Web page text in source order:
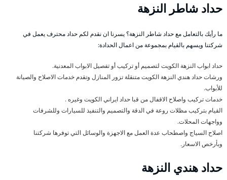
حداد شاطر النزهة
ما رأيك بالتعامل مع حداد شاطر النزهة؟ يسرنا ان نقدم لكم حداد محترف يعمل في
شركتنا ويسهم بالقيام بمجموعة من اعمال الحدادة:
حداد ابواب النزهة الكويت لتصميم أو تركيب أو تفصيل الابواب المعدنية.
ورشات حداد هندي النزهة الكويت متنقلة تزور المنازل وتقدم خدمات الاصلاح والصيانة
للأبواب.
خدمات تركيب واصلاح الاقفال من قبا حداد ايراني الكويت وغيره .
القيام بتركيب مظلات روعة في الدقة والتصميم والتنفيذ للسيارات وللشرفات
وواجهات المحلات.
اصلاح السياج واصطحاب عدة العمل مع الاجهزة والوسائل التي توفرها شركتنا
وبأرخص الاسعار.
حداد هندي النزهة